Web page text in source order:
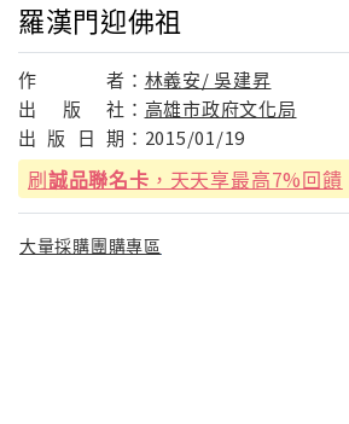
羅漢門迎佛祖
作 者： 林義安/ 吳建昇
出
版 社： 高雄市政府文化局
出 版 日 期： 2015/01/19
刷誠品聯名卡 ，天天享最高7%回饋
大量採購團購專區